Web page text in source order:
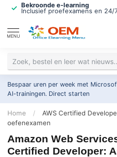
Bekroonde e-learning
Inclusief proefexamens en 24/
MENU
Bespaar uren per week met
AI-trainingen. Direct starten
Home /
AWS Certified
oefenexamen
Amazon Web
Certified Developer: